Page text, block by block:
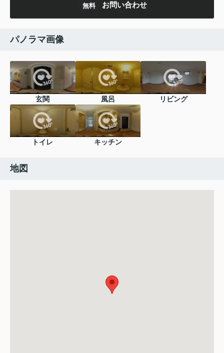
無料 お問い合わせ
パノラマ画像
玄関 風呂 リビング
トイレ キッチン
地図